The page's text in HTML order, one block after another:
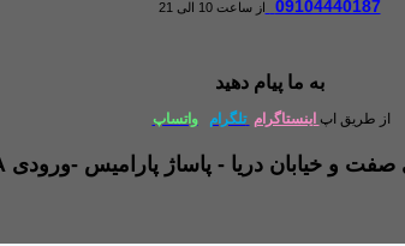
09104440187 از ساعت 10 الی 21
به ما پیام دهید
از طریق اپ اینستاگرام تلگرام واتساپ